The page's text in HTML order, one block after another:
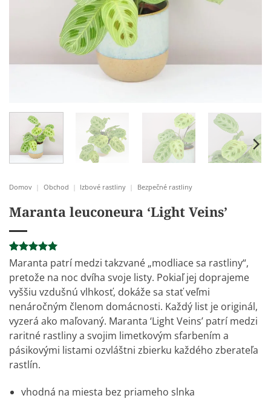
Domov | Obchod | Izbové rastliny | Bezpečné rastliny
Maranta leuconeura ‘Light Veins’
Hodnotenie
základe
1
zákazníckej
recenzie
Maranta patrí medzi takzvané „modliace sa rastliny“,
pretože na noc dvíha svoje listy. Pokiaľ jej doprajeme
vyššiu vzdušnú vlhkosť, dokáže sa stať veľmi
nenáročným členom domácnosti. Každý list je originál,
vyzerá ako maľovaný. Maranta ‘Light Veins’ patrí medzi
raritné rastliny a svojim limetkovým sfarbením a
pásikovými listami ozvláštni zbierku každého zberateľa
rastlín.
vhodná na miesta bez priameho slnka